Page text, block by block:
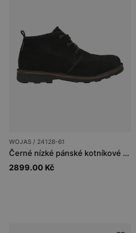
WOJAS / 24128-61
Černé nízké pánské kotníkové boty ve stylu chukka
2899.00 Kč